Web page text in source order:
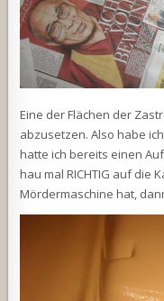
Eine der Flächen der
abzusetzen. Also habe
hatte ich bereits einen
hau mal RICHTIG auf die
Mördermaschine hat,